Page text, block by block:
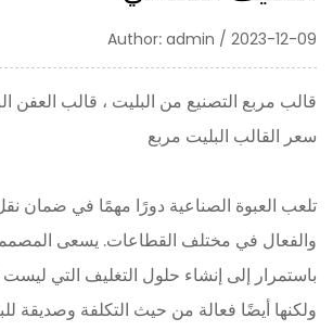
Author: admin / 2023-12-09
قالب مربع التصنيع من البليت ، قالب العفن
سعر القالب البليت مربع
تلعب العبوة الصناعية دورًا مهمًا في ضمان
والفعال في مختلف القطاعات. يسعى
باستمرار إلى إنشاء حلول التغليف التي
ولكنها أيضًا فعالة من حيث التكلفة وصديقة